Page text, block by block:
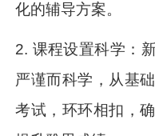
化的辅导方案。
2. 课程设置科学：
严谨而科学，从基
考试，环环相扣，